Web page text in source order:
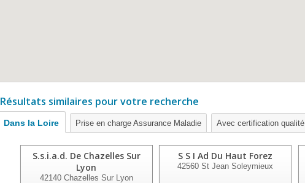
Résultats similaires pour votre recherche
Dans la Loire Prise en charge Assurance Maladie Avec certification qualité
S.s.i.a.d. De Chazelles Sur
Lyon
42140Chazelles Sur Lyon
S S I Ad Du Haut Forez
42560St Jean Soleymieux